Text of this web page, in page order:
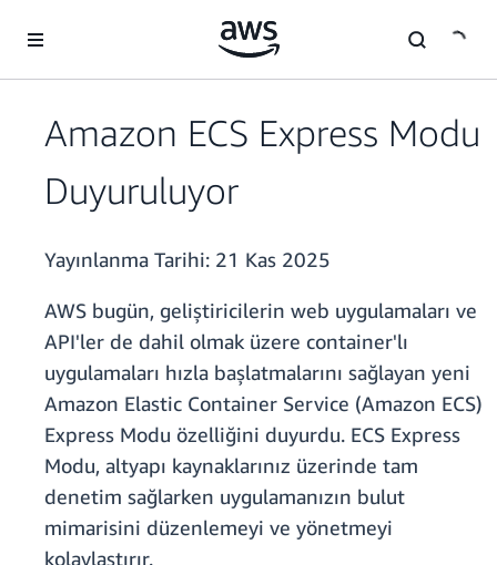
Amazon ECS Express Modu
Duyuruluyor
Yayınlanma Tarihi: 21 Kas 2025
AWS bugün, geliştiricilerin web uygulamaları ve
API'ler de dahil olmak üzere container'lı
uygulamaları hızla başlatmalarını sağlayan yeni
Amazon Elastic Container Service (Amazon ECS)
Express Modu özelliğini duyurdu. ECS Express
Modu, altyapı kaynaklarınız üzerinde tam
denetim sağlarken uygulamanızın bulut
mimarisini düzenlemeyi ve yönetmeyi
kolaylaştırır.